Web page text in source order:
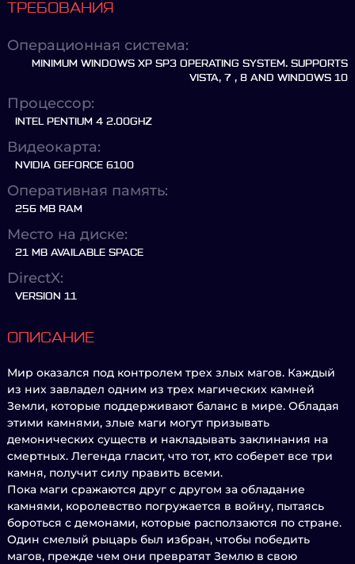
ТРЕБОВАНИЯ
Операционная система:
MINIMUM WINDOWS XP SP3 OPERATING SYSTEM. SUPPORTS
VISTA, 7 , 8 AND WINDOWS 10
Процессор:
INTEL PENTIUM 4 2.00GHZ
Видеокарта:
NVIDIA GEFORCE 6100
Оперативная память:
256 MB RAM
Место на диске:
21 MB AVAILABLE SPACE
DirectX:
VERSION 11
ОПИСАНИЕ
Мир оказался под контролем трех злых магов. Каждый
из них завладел одним из трех магических камней
Земли, которые поддерживают баланс в мире. Обладая
этими камнями, злые маги могут призывать
демонических существ и накладывать заклинания на
смертных. Легенда гласит, что тот, кто соберет все три
камня, получит силу править всеми.
Пока маги сражаются друг с другом за обладание
камнями, королевство погружается в войну, пытаясь
бороться с демонами, которые расползаются по стране.
Один смелый рыцарь был избран, чтобы победить
магов, прежде чем они превратят Землю в свою